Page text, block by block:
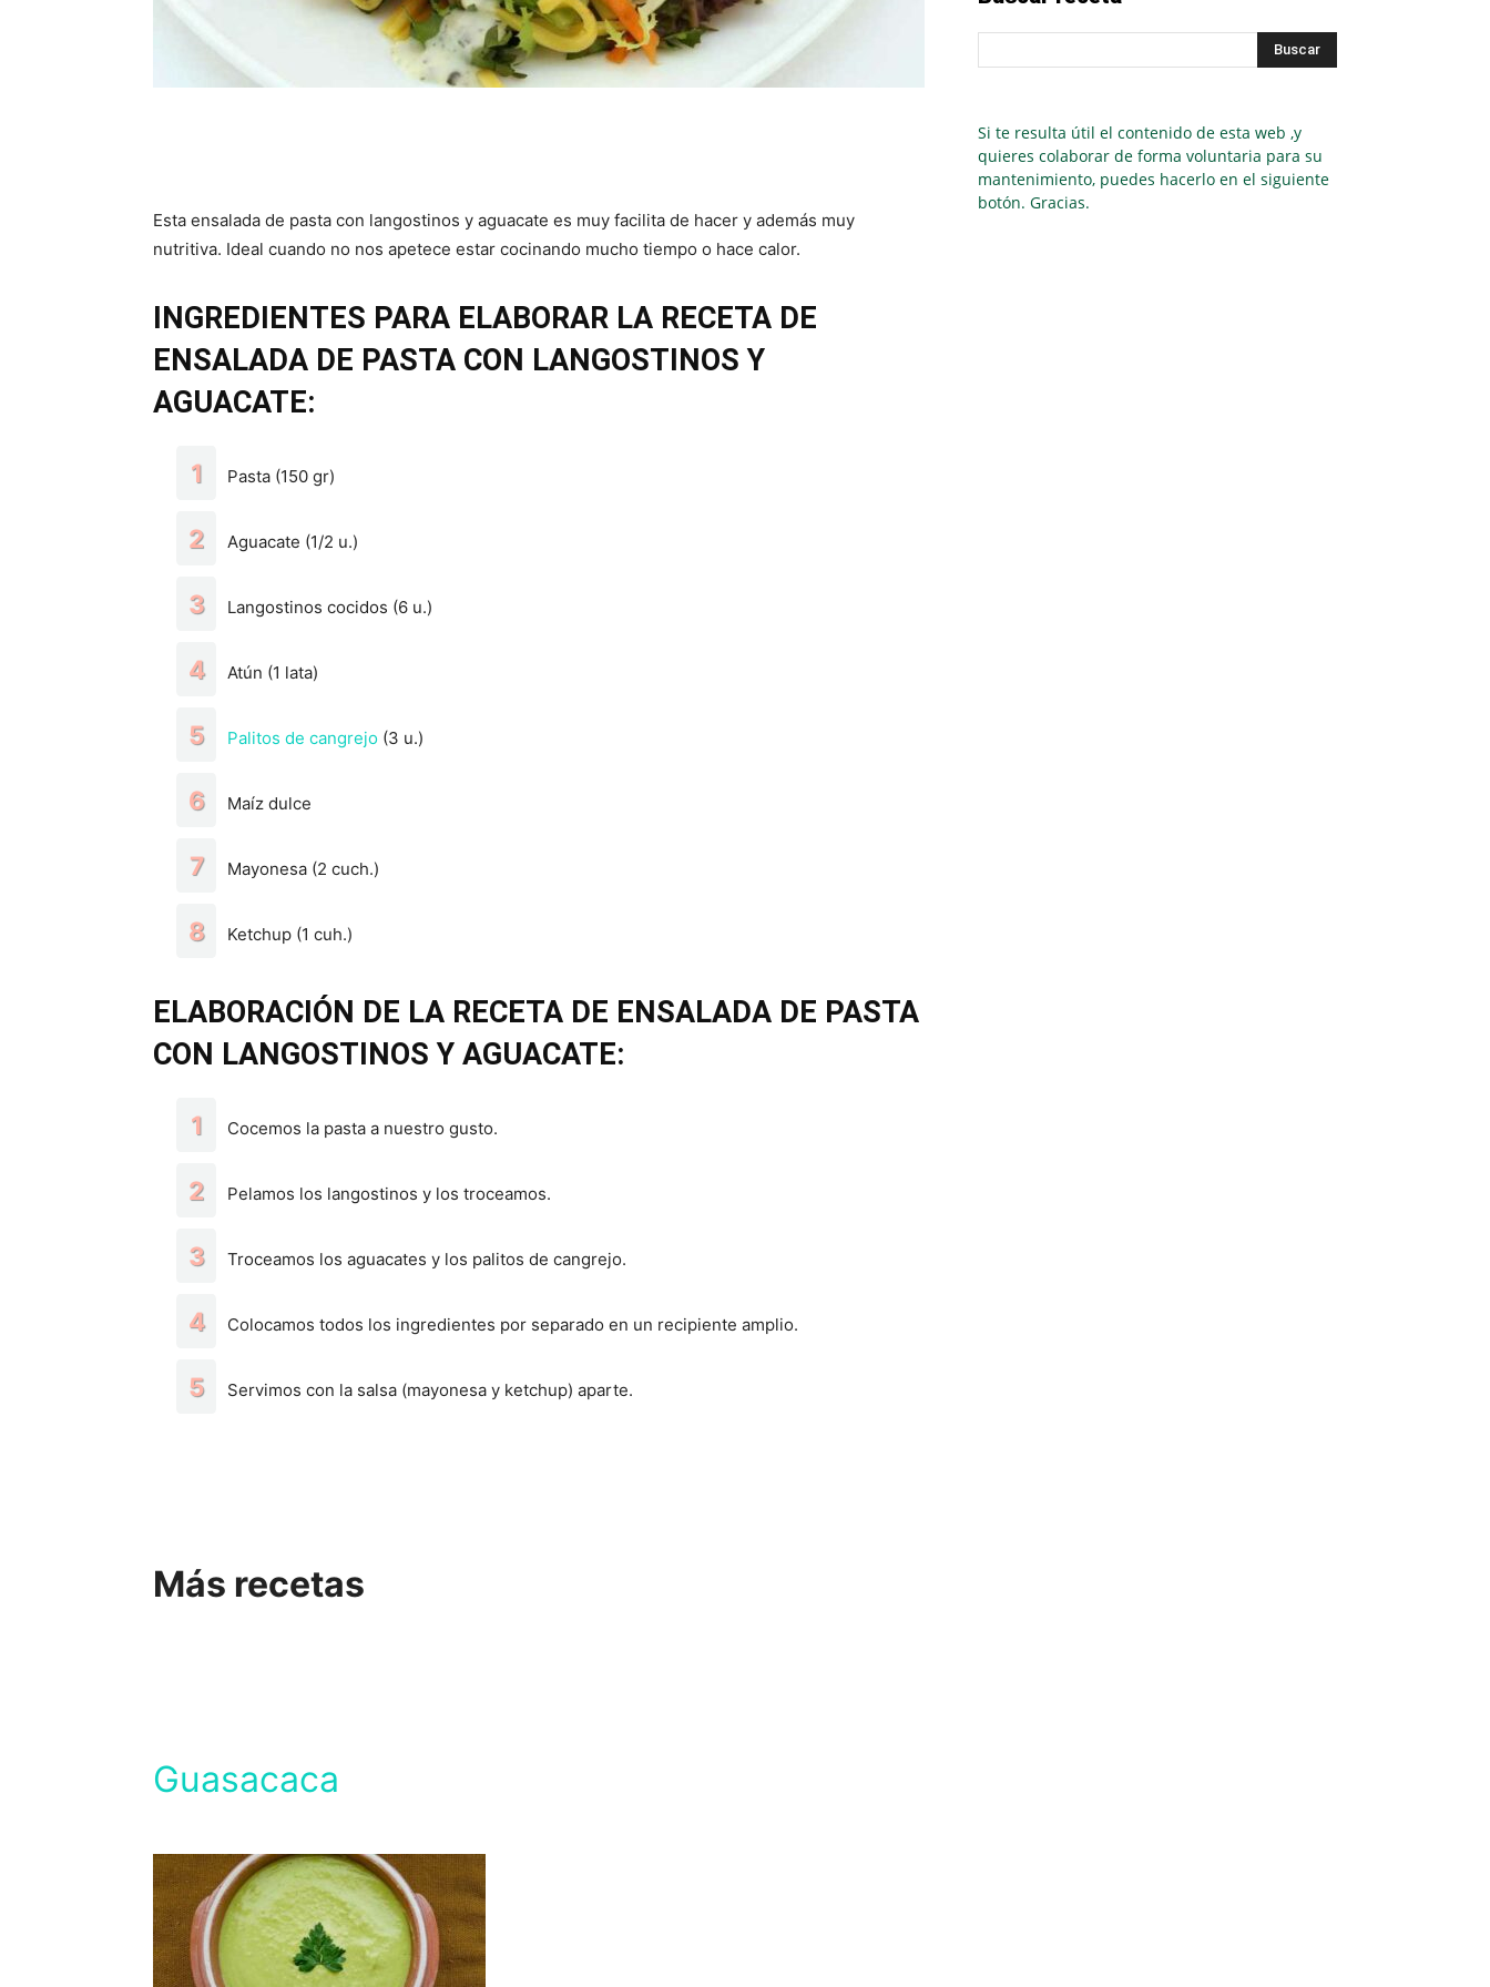
Esta ensalada de pasta con langostinos y aguacate es muy facilita de hacer y además muy
nutritiva. Ideal cuando no nos apetece estar cocinando mucho tiempo o hace calor.
INGREDIENTES PARA ELABORAR LA RECETA DE
ENSALADA DE PASTA CON LANGOSTINOS Y
AGUACATE:
Pasta (150 gr)
Aguacate (1/2 u.)
Langostinos cocidos (6 u.)
Atún (1 lata)
Palitos de cangrejo (3 u.)
Maíz dulce
Mayonesa (2 cuch.)
Ketchup (1 cuh.)
ELABORACIÓN DE LA RECETA DE ENSALADA DE PASTA
CON LANGOSTINOS Y AGUACATE:
Cocemos la pasta a nuestro gusto.
Pelamos los langostinos y los troceamos.
Troceamos los aguacates y los palitos de cangrejo.
Colocamos todos los ingredientes por separado en un recipiente amplio.
Servimos con la salsa (mayonesa y ketchup) aparte.
Más recetas
Guasacaca
Si te resulta útil el contenido de esta web ,y
quieres colaborar de forma voluntaria para su
mantenimiento, puedes hacerlo en el siguiente
botón. Gracias.